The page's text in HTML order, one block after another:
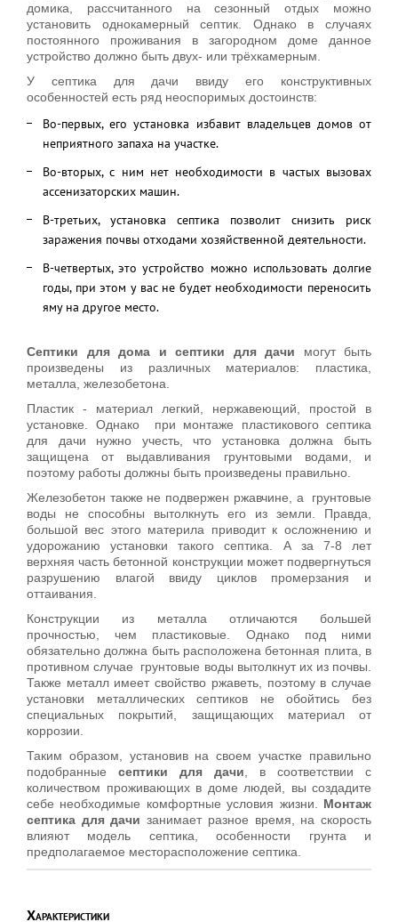
домика, рассчитанного на сезонный отдых можно
установить однокамерный септик. Однако в случаях
постоянного проживания в загородном доме данное
устройство должно быть двух- или трёхкамерным.
У септика для дачи ввиду его конструктивных
особенностей есть ряд неоспоримых достоинств:
Во-первых, его установка избавит владельцев домов от
неприятного запаха на участке.
Во-вторых, с ним нет необходимости в частых вызовах
ассенизаторских машин.
В-третьих, установка септика позволит снизить риск
заражения почвы отходами хозяйственной деятельности.
В-четвертых, это устройство можно использовать долгие
годы, при этом у вас не будет необходимости переносить
яму на другое место.
Септики для дома и септики для дачи могут быть
произведены из различных материалов: пластика,
металла, железобетона.
Пластик - материал легкий, нержавеющий, простой в
установке. Однако при монтаже пластикового септика
для дачи нужно учесть, что установка должна быть
защищена от выдавливания грунтовыми водами, и
поэтому работы должны быть произведены правильно.
Железобетон также не подвержен ржавчине, а грунтовые
воды не способны вытолкнуть его из земли. Правда,
большой вес этого материла приводит к осложнению и
удорожанию установки такого септика. А за 7-8 лет
верхняя часть бетонной конструкции может подвергнуться
разрушению влагой ввиду циклов промерзания и
оттаивания.
Конструкции из металла отличаются большей
прочностью, чем пластиковые. Однако под ними
обязательно должна быть расположена бетонная плита, в
противном случае грунтовые воды вытолкнут их из почвы.
Также металл имеет свойство ржаветь, поэтому в случае
установки металлических септиков не обойтись без
специальных покрытий, защищающих материал от
коррозии.
Таким образом, установив на своем участке правильно
подобранные септики для дачи , в соответствии с
количеством проживающих в доме людей, вы создадите
себе необходимые комфортные условия жизни. Монтаж
септика для дачи занимает разное время, на скорость
влияют модель септика, особенности грунта и
предполагаемое месторасположение септика.
Характеристики